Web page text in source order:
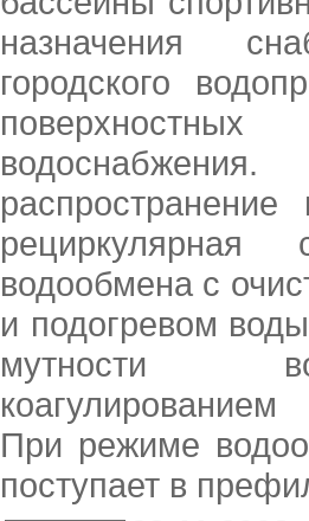
назначения
городского
рециркулярная
водообмена с
и подогревом
мутности
При режиме
поступает в